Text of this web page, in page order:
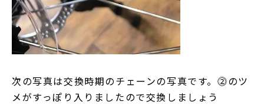
次の写真は交換時期のチェーンの写真です。⓶のツ
メがすっぽり入りましたので交換しましょう